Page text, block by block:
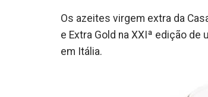
Os azeites virgem extra da
e Extra Gold na XXIª edição
em Itália.